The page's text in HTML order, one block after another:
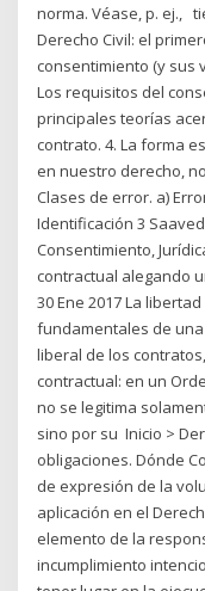
norma. Véase, p. ej.,
Derecho Civil: el
consentimiento (y sus
Los requisitos del
principales teorías
contrato. 4. La forma
en nuestro derecho,
Clases de error. a)
Identificación 3
Consentimiento,
contractual alegando
30 Ene 2017 La
fundamentales de
liberal de los
contractual: en un
no se legitima
sino por su Inicio >
obligaciones. Dónde
de expresión de la
aplicación en el
elemento de la
incumplimiento